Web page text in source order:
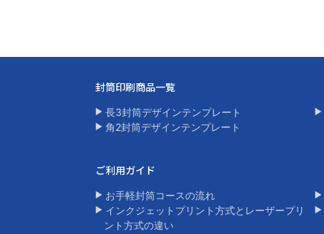
封筒印刷商品一覧​
長3封筒デザインテンプレート
角2封筒デザインテンプレート​
ご利用ガイド
お手軽封筒コースの流れ
インクジェットプリント方式とレーザープリ
ント方式の違い​